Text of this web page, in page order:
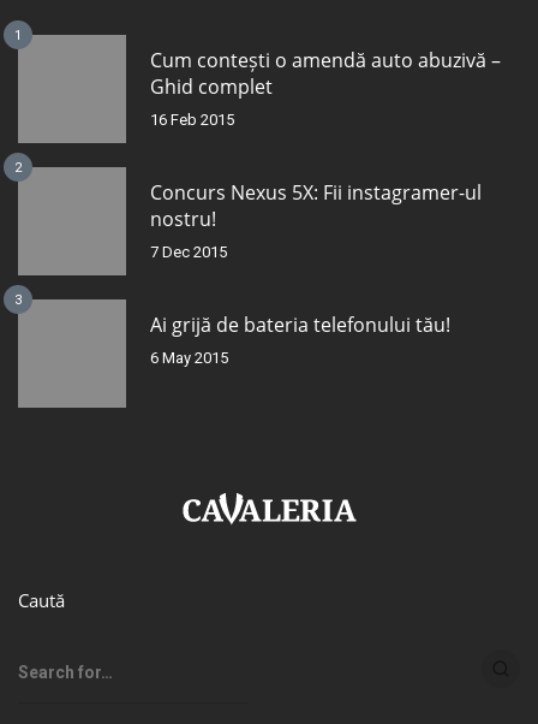
1
Cum contești o amendă auto abuzivă –
Ghid complet
16 Feb 2015
2
Concurs Nexus 5X: Fii instagramer-ul
nostru!
7 Dec 2015
3
Ai grijă de bateria telefonului tău!
6 May 2015
Caută